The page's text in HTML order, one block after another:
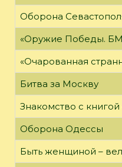
Оборона
«Оружие Победы.
«Очарованная
Битва за Москву
Знакомство с
Оборона Одессы
Быть женщиной –